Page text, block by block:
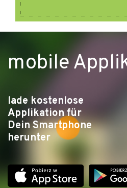
mobile
lade kostenlose
Applikation für
Dein Smartphone
herunter